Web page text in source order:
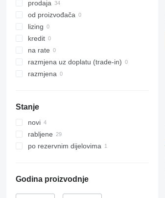
prodaja
od proizvođača
lizing
kredit
na rate
razmjena uz doplatu (trade-in)
razmjena
Stanje
novi
rabljene
po rezervnim dijelovima
Godina proizvodnje